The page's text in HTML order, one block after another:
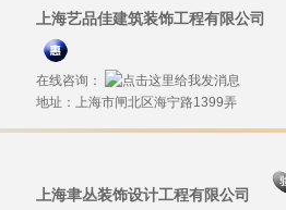
上海艺品佳建筑装饰工程有限公司
在线咨询：
地址：上海市闸北区海宁路1399弄
上海聿丛装饰设计工程有限公司